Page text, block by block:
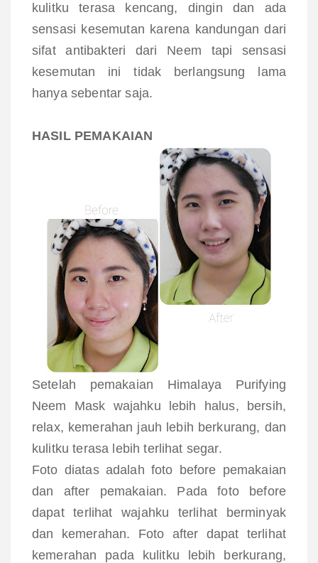
kulitku terasa kencang, dingin dan ada
sensasi kesemutan karena kandungan dari
sifat antibakteri dari Neem tapi sensasi
kesemutan ini tidak berlangsung lama
hanya sebentar saja.
HASIL PEMAKAIAN
Setelah pemakaian Himalaya Purifying
Neem Mask wajahku lebih halus, bersih,
relax, kemerahan jauh lebih berkurang, dan
kulitku terasa lebih terlihat segar.
Foto diatas adalah foto before pemakaian
dan after pemakaian. Pada foto before
dapat terlihat wajahku terlihat berminyak
dan kemerahan. Foto after dapat terlihat
kemerahan pada kulitku lebih berkurang,